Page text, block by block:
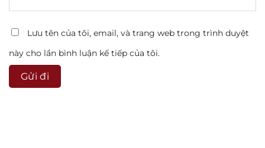
Lưu tên của tôi, email, và trang web trong trình duyệt
này cho lần bình luận kế tiếp của tôi.